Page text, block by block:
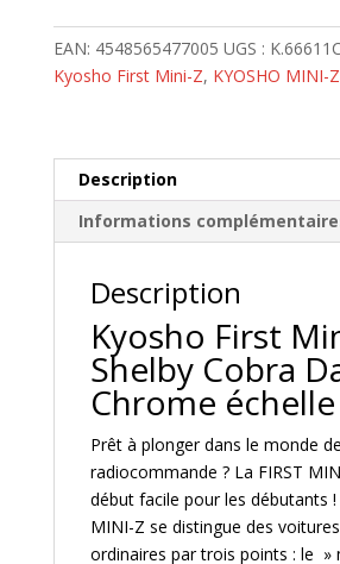
Mini-
Z
Daytona
Chrome
EAN: 4548565477005 UGS : K.66611C
Kyosho First Mini-Z, KYOSHO MINI-Z
Description
Informations
Description
Kyosho First
Shelby Cobra
Chrome
Prêt à plonger dans le monde
radiocommande ? La FIRST
début facile pour les débutants !
MINI-Z se distingue des
ordinaires par trois points : le »